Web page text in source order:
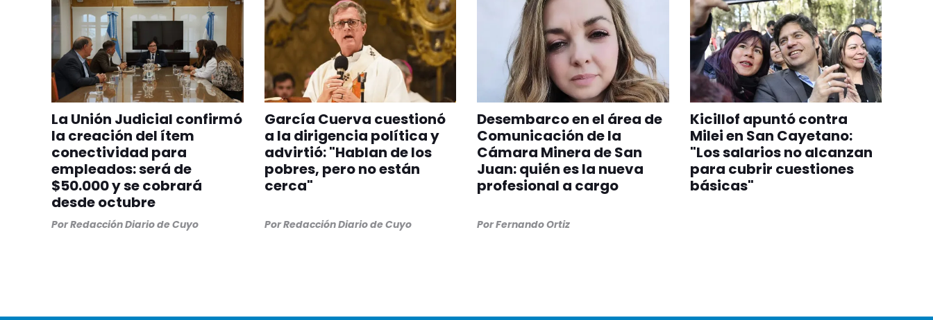
La Unión Judicial confirmó
la creación del ítem
conectividad para
empleados: será de
$50.000 y se cobrará
desde octubre
PorRedacción Diario de Cuyo
García Cuerva cuestionó
a la dirigencia política y
advirtió: "Hablan de los
pobres, pero no están
cerca"
PorRedacción Diario de Cuyo
Desembarco en el área de
Comunicación de la
Cámara Minera de San
Juan: quién es la nueva
profesional a cargo
PorFernando Ortiz
Kicillof apuntó contra
Milei en San Cayetano:
"Los salarios no alcanzan
para cubrir cuestiones
básicas"